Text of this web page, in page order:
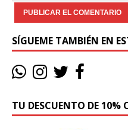
SÍGUEME TAMBIÉN EN
TU DESCUENTO DE